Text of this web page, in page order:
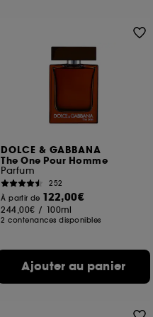
DOLCE & GABBANA
The One Pour Homme
Parfum
252
À partir de 122,00€
244,00€ / 100ml
2 contenances disponibles
Ajouter au panier